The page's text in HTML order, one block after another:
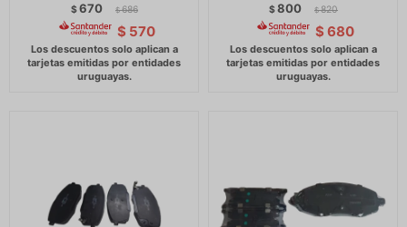
$670 $ 686
$ 570
$800 $ 820
$ 680